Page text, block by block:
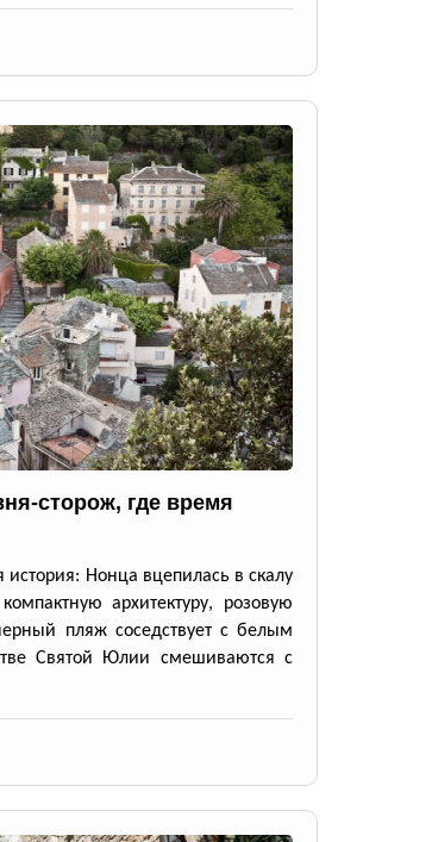
сторож, где время
история: Нонца вцепилась в скалу
архитектуру, розовую
пляж соседствует с белым
Святой Юлии смешиваются с